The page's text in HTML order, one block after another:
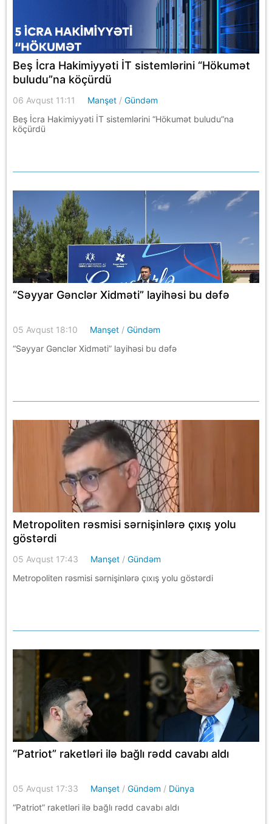
Beş İcra Hakimiyyəti İT sistemlərini “Hökumət
buludu”na köçürdü
06 Avqust 11:11 Manşet /Gündəm
Beş İcra Hakimiyyəti İT sistemlərini “Hökumət buludu”na
köçürdü
“Səyyar Gənclər Xidməti” layihəsi bu dəfə
05 Avqust 18:10 Manşet /Gündəm
“Səyyar Gənclər Xidməti” layihəsi bu dəfə
Metropoliten rəsmisi sərnişinlərə çıxış yolu
göstərdi
05 Avqust 17:43 Manşet /Gündəm
Metropoliten rəsmisi sərnişinlərə çıxış yolu göstərdi
“Patriot” raketləri ilə bağlı rədd cavabı aldı
05 Avqust 17:33 Manşet /Gündəm / Dünya
“Patriot” raketləri ilə bağlı rədd cavabı aldı